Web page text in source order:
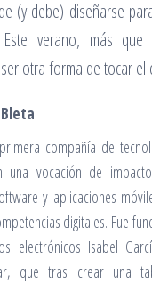
(y debe) diseñarse
verano, más
otra forma de tocar el
compañía de
una vocación de
y aplicaciones
digitales. Fue
electrónicos Isabel
que tras crear una